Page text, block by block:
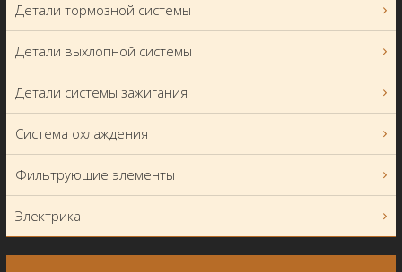
Детали тормозной системы
Детали выхлопной системы
Детали системы зажигания
Система охлаждения
Фильтрующие элементы
Электрика